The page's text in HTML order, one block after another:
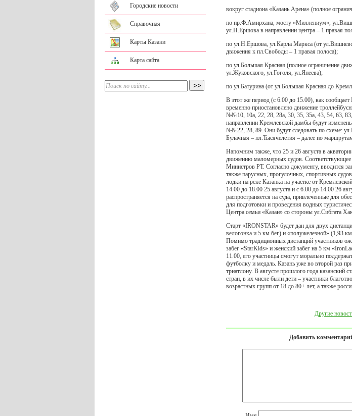
Городские новости
Справочная
Карты Казани
Карта сайта
вокруг стадиона «Казань Арена» (полное
по пр.Ф.Амирхана, мосту «Миллениум»,
ул.Н.Ершова в направлении центра – 1 правая
по ул.Н.Ершова, ул.Карла Маркса (от
движения к пл.Свободы – 1 правая полоса);
по ул.Большая Красная (полное ограничение
ул.Жуковского, ул.Гоголя, ул.Япеева);
по ул.Батурина (от ул.Большая Красная до
В этот же период (с 6.00 до 15.00), как сообщает
временно приостановлено движение
№№10, 10а, 22, 28, 28а, 30, 35, 35а, 43, 54, 63,
направлении Кремлевской дамбы будут
№№22, 28, 89. Они будут следовать по схеме:
Булачная – пл.Тысячелетия – далее по
Напомним также, что 25 и 26 августа в
движению маломерных судов. Соответствующее
Министров РТ. Согласно документу, вводится
также парусных, прогулочных, спортивных
лодки на реке Казанка на участке от
14.00 до 18.00 25 августа и с 6.00 до 14.00 26
распространяется на суда, привлеченные для
для подготовки и проведения водных
Центра семьи «Казан» со стороны ул.Сибгата
Старт «IRONSTAR» будет дан для двух
велогонка и 5 км бег) и «полужелезной» (1,93
Помимо традиционных дистанций участников
забег «StarKids» и женский забег на 5 км
11.00, его участницы смогут морально
футболку и медаль. Казань уже во второй раз
триатлону. В августе прошлого года казанский
стран, в их числе были дети – участники
возрастных групп от 18 до 80+ лет, а также
Другие
Добавить